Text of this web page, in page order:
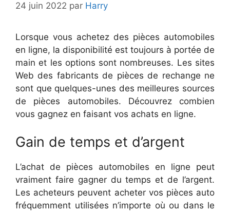
24 juin 2022 par Harry
Lorsque vous achetez des pièces automobiles
en ligne, la disponibilité est toujours à portée de
main et les options sont nombreuses. Les sites
Web des fabricants de pièces de rechange ne
sont que quelques-unes des meilleures sources
de pièces automobiles. Découvrez combien
vous gagnez en faisant vos achats en ligne.
Gain de temps et d’argent
L’achat de pièces automobiles en ligne peut
vraiment faire gagner du temps et de l’argent.
Les acheteurs peuvent acheter vos pièces auto
fréquemment utilisées n’importe où ou dans le